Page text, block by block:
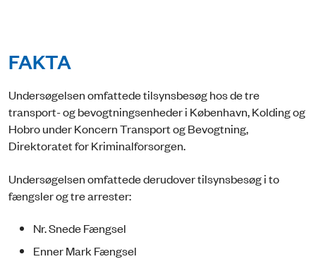
FAKTA
Undersøgelsen omfattede tilsynsbesøg hos de tre
transport- og bevogtningsenheder i København, Kolding og
Hobro under Koncern Transport og Bevogtning,
Direktoratet for Kriminalforsorgen.
Undersøgelsen omfattede derudover tilsynsbesøg i to
fængsler og tre arrester:
Nr. Snede Fængsel
Enner Mark Fængsel